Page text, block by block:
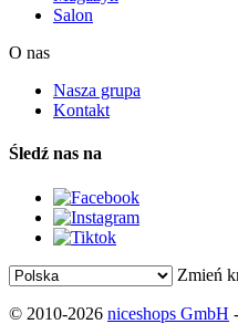
Salon
O nas
Nasza grupa
Kontakt
Śledź nas na
Zmień
© 2010-2026 niceshops GmbH